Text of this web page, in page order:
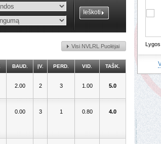
Visi NVLRL Puolėjai
BAUD. ĮV. PERD. VID. TAŠK.
2.00 2 3 1.00 5.0
0.00 3 1 0.80 4.0